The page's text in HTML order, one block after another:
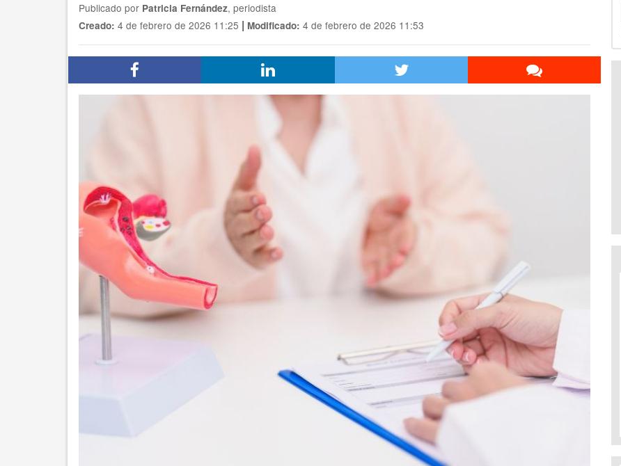
Publicado por Patricia Fernández, periodista
Creado: 4 de febrero de 2026 11:25 | Modificado: 4 de febrero de 2026 11:53